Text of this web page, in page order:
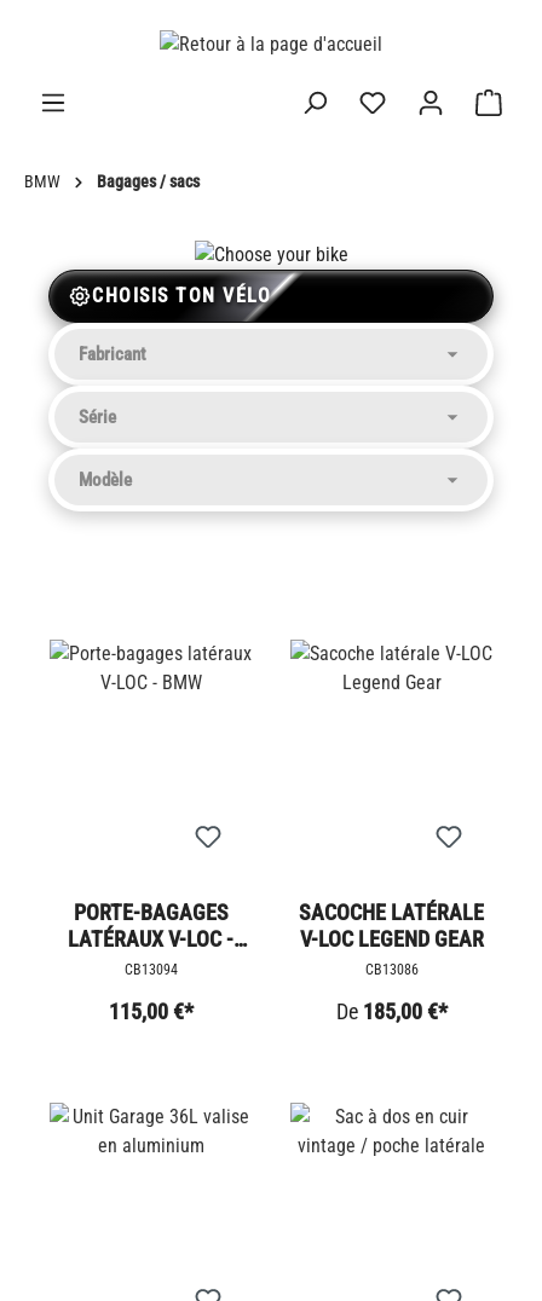
BMW Bagages / sacs
CHOISIS TON VÉLO
PORTE-BAGAGES
LATÉRAUX V-LOC -
BMW
CB13094
115,00 €*
SACOCHE LATÉRALE
V-LOC LEGEND GEAR
CB13086
De 185,00 €*